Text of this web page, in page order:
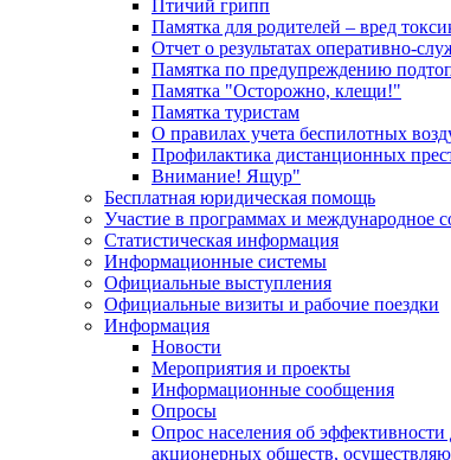
Птичий грипп
Памятка для родителей – вред
Отчет о результатах оперативно-
Памятка по предупреждению
Памятка "Осторожно, клещи!"
Памятка туристам
О правилах учета беспилотных
Профилактика дистанционных
Внимание! Ящур"
Бесплатная юридическая помощь
Участие в программах и международное
Статистическая информация
Информационные системы
Официальные выступления
Официальные визиты и рабочие поездки
Информация
Новости
Мероприятия и проекты
Информационные сообщения
Опросы
Опрос населения об
акционерных обществ,